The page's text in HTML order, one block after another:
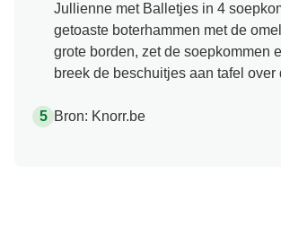
Jullienne met Balletjes in 4
getoaste boterhammen met de
grote borden, zet de soepkommen
breek de beschuitjes aan tafel over
Bron: Knorr.be